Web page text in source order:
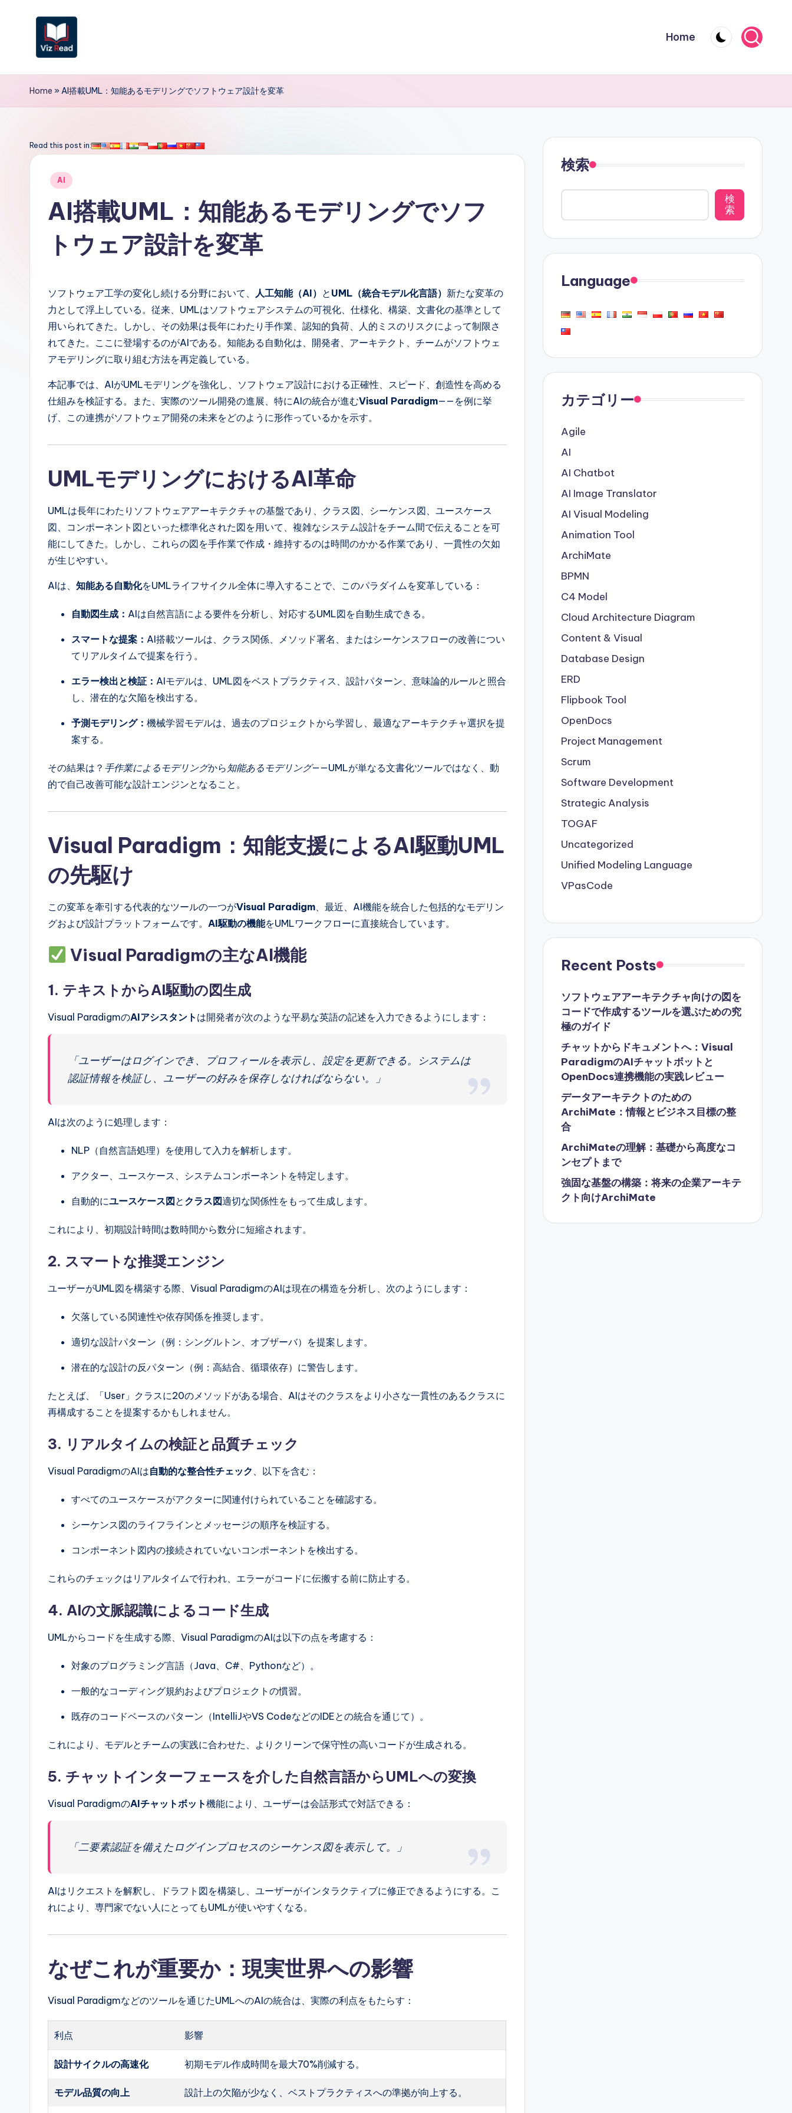
V
iz
e
A
ft
w
si
Home
Home »AI搭載UML：知能あるモデリングでソフトウェア設計を変革
Read this post in:
Posted
AI
AI搭載UML：知能あるモデリングでソフ
トウェア設計を変革
ソフトウェア工学の変化し続ける分野において、 人工知能（AI） と UML（統合モデル化言語） 新たな変革の
力として浮上している。従来、UMLはソフトウェアシステムの可視化、仕様化、構築、文書化の基準として
用いられてきた。しかし、その効果は長年にわたり手作業、認知的負荷、人的ミスのリスクによって制限さ
れてきた。ここに登場するのがAIである。知能ある自動化は、開発者、アーキテクト、チームがソフトウェ
アモデリングに取り組む方法を再定義している。
本記事では、AIがUMLモデリングを強化し、ソフトウェア設計における正確性、スピード、創造性を高める
仕組みを検証する。また、実際のツール開発の進展、特にAIの統合が進むVisual Paradigm——を例に挙
げ、この連携がソフトウェア開発の未来をどのように形作っているかを示す。
UMLモデリングにおけるAI革命
UMLは長年にわたりソフトウェアアーキテクチャの基盤であり、クラス図、シーケンス図、ユースケース
図、コンポーネント図といった標準化された図を用いて、複雑なシステム設計をチーム間で伝えることを可
能にしてきた。しかし、これらの図を手作業で作成・維持するのは時間のかかる作業であり、一貫性の欠如
が生じやすい。
AIは、 知能ある自動化をUMLライフサイクル全体に導入することで、このパラダイムを変革している：
自動図生成： AIは自然言語による要件を分析し、対応するUML図を自動生成できる。
スマートな提案： AI搭載ツールは、クラス関係、メソッド署名、またはシーケンスフローの改善につい
てリアルタイムで提案を行う。
エラー検出と検証： AIモデルは、UML図をベストプラクティス、設計パターン、意味論的ルールと照合
し、潜在的な欠陥を検出する。
予測モデリング： 機械学習モデルは、過去のプロジェクトから学習し、最適なアーキテクチャ選択を提
案する。
その結果は？ 手作業によるモデリングから 知能あるモデリング——UMLが単なる文書化ツールではなく、動
的で自己改善可能な設計エンジンとなること。
Visual Paradigm：知能支援によるAI駆動UML
の先駆け
この変革を牽引する代表的なツールの一つがVisual Paradigm、最近、AI機能を統合した包括的なモデリン
グおよび設計プラットフォームです。 AI駆動の機能をUMLワークフローに直接統合しています。
Visual Paradigmの主なAI機能
1. テキストからAI駆動の図生成
Visual ParadigmのAIアシスタント は開発者が次のような平易な英語の記述を入力できるようにします：
「ユーザーはログインでき、プロフィールを表示し、設定を更新できる。システムは
認証情報を検証し、ユーザーの好みを保存しなければならない。」
AIは次のように処理します：
NLP（自然言語処理）を使用して入力を解析します。
アクター、ユースケース、システムコンポーネントを特定します。
自動的にユースケース図 と クラス図適切な関係性をもって生成します。
これにより、初期設計時間は数時間から数分に短縮されます。
2. スマートな推奨エンジン
ユーザーがUML図を構築する際、Visual ParadigmのAIは現在の構造を分析し、次のようにします：
欠落している関連性や依存関係を推奨します。
適切な設計パターン（例：シングルトン、オブザーバ）を提案します。
潜在的な設計の反パターン（例：高結合、循環依存）に警告します。
たとえば、「User」クラスに20のメソッドがある場合、AIはそのクラスをより小さな一貫性のあるクラスに
再構成することを提案するかもしれません。
3. リアルタイムの検証と品質チェック
Visual ParadigmのAIは自動的な整合性チェック 、以下を含む：
すべてのユースケースがアクターに関連付けられていることを確認する。
シーケンス図のライフラインとメッセージの順序を検証する。
コンポーネント図内の接続されていないコンポーネントを検出する。
これらのチェックはリアルタイムで行われ、エラーがコードに伝搬する前に防止する。
4. AIの文脈認識によるコード生成
UMLからコードを生成する際、Visual ParadigmのAIは以下の点を考慮する：
対象のプログラミング言語（Java、C#、Pythonなど）。
一般的なコーディング規約およびプロジェクトの慣習。
既存のコードベースのパターン（IntelliJやVS CodeなどのIDEとの統合を通じて）。
これにより、モデルとチームの実践に合わせた、よりクリーンで保守性の高いコードが生成される。
5. チャットインターフェースを介した自然言語からUMLへの変換
Visual ParadigmのAIチャットボット機能により、ユーザーは会話形式で対話できる：
「二要素認証を備えたログインプロセスのシーケンス図を表示して。」
AIはリクエストを解釈し、ドラフト図を構築し、ユーザーがインタラクティブに修正できるようにする。こ
れにより、専門家でない人にとってもUMLが使いやすくなる。
なぜこれが重要か：現実世界への影響
Visual Paradigmなどのツールを通じたUMLへのAIの統合は、実際の利点をもたらす：
利点 影響
設計サイクルの高速化 初期モデル作成時間を最大70%削減する。
モデル品質の向上 設計上の欠陥が少なく、ベストプラクティスへの準拠が向上する。
検索
検
索
Language
カテゴリー
Agile
AI
AI Chatbot
AI Image Translator
AI Visual Modeling
Animation Tool
ArchiMate
BPMN
C4 Model
Cloud Architecture Diagram
Content & Visual
Database Design
ERD
Flipbook Tool
OpenDocs
Project Management
Scrum
Software Development
Strategic Analysis
TOGAF
Uncategorized
Unified Modeling Language
VPasCode
Recent Posts
ソフトウェアアーキテクチャ向けの図を
コードで作成するツールを選ぶための究
極のガイド
チャットからドキュメントへ：Visual
ParadigmのAIチャットボットと
OpenDocs連携機能の実践レビュー
データアーキテクトのための
ArchiMate：情報とビジネス目標の整
合
ArchiMateの理解：基礎から高度なコ
ンセプトまで
強固な基盤の構築：将来の企業アーキテ
クト向けArchiMate